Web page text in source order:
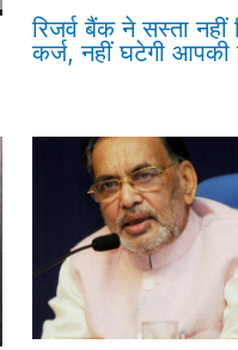
रिजर्व बैंक ने सस्ता नहीं
कर्ज, नहीं घटेगी